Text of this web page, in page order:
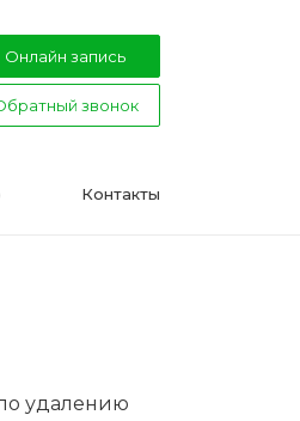
Онлайн запись
звонок
Контакты
удалению